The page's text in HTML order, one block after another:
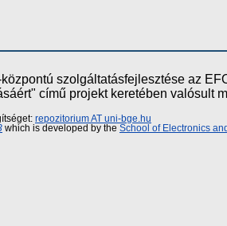
szolgáltatásfejlesztése az
című projekt keretében valósult
repozitorium AT uni-bge.hu
which is developed by the School of Electronics